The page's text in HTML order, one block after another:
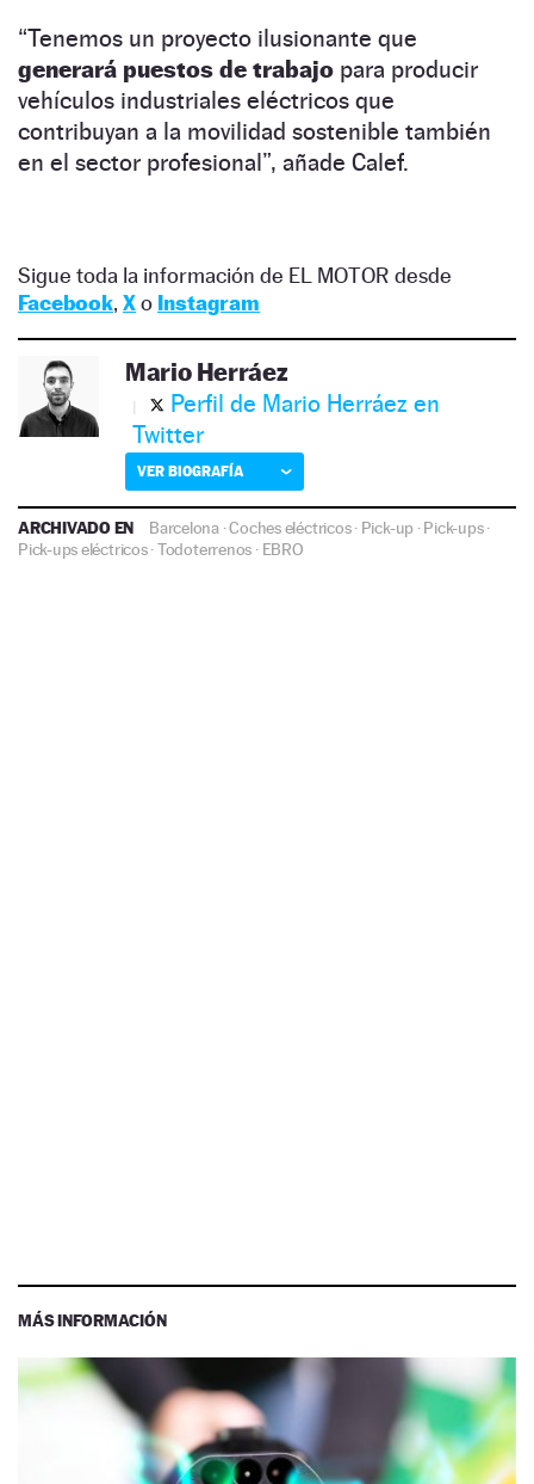
“Tenemos un proyecto ilusionante que
generará puestos de trabajo para producir
vehículos industriales eléctricos que
contribuyan a la movilidad sostenible también
en el sector profesional”, añade Calef.
Sigue toda la información de EL MOTOR desde
Facebook, Xo Instagram
Mario Herráez
Perfil de Mario Herráez en
Twitter
VER BIOGRAFÍA
ARCHIVADO EN Barcelona·Coches eléctricos· Pick-up ·Pick-ups·
Pick-ups eléctricos·Todoterrenos · EBRO
MÁS INFORMACIÓN